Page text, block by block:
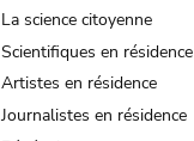
La science citoyenne
Scientifiques en résidence
Artistes en résidence
Journalistes en résidence